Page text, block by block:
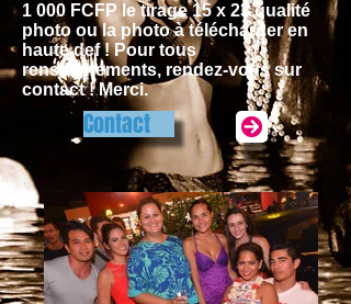
1 000 FCFP le tirage 15 x 23 qualité
photo ou la photo à télécharger en
haute def ! Pour tous
renseignements, rendez-vous sur
contact ! Merci.
Contact